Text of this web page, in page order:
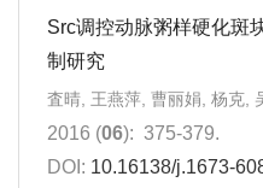
Src调控动脉粥样硬化斑
制研究
査晴, 王燕萍, 曹丽娟, 杨克,
2016 (06): 375-379.
DOI: 10.16138/j.1673-